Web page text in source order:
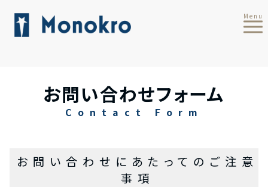
Menu
お問い合わせフォーム
Contact Form
お問い合わせにあたってのご注意
事項